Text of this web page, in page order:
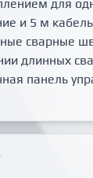
для
и 5 м
сварные
длинных
панель